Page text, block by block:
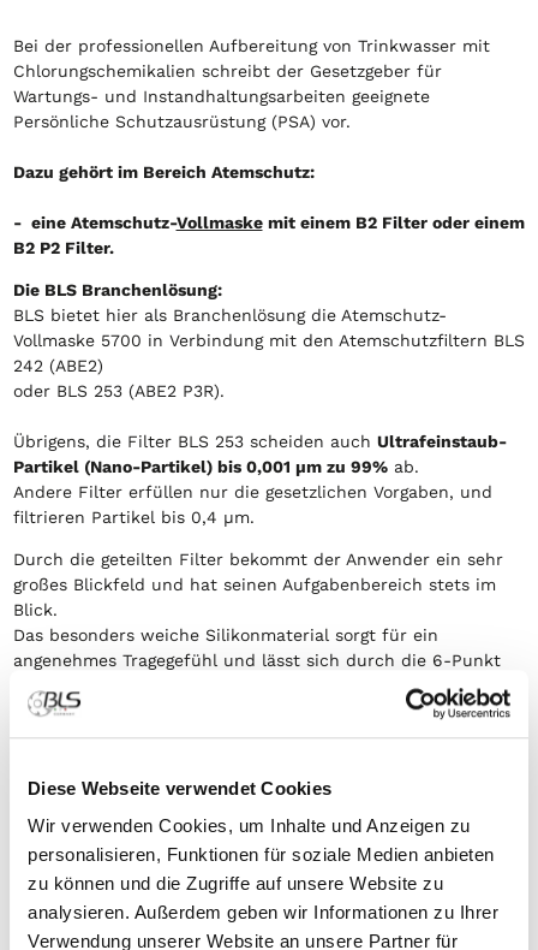
Diese Webseite verwendet Cookies
Wir verwenden Cookies, um Inhalte und Anzeigen zu
personalisieren, Funktionen für soziale Medien anbieten
zu können und die Zugriffe auf unsere Website zu
analysieren. Außerdem geben wir Informationen zu Ihrer
Verwendung unserer Website an unsere Partner für
Bei der professionellen Aufbereitung von Trinkwasser mit
Chlorungschemikalien schreibt der Gesetzgeber für
Wartungs- und Instandhaltungsarbeiten geeignete
Persönliche Schutzausrüstung (PSA) vor.
Dazu gehört im Bereich Atemschutz:
- eine Atemschutz-Vollmaskemit einem B2 Filter oder einem
B2 P2 Filter.
Die BLS Branchenlösung:
BLS bietet hier als Branchenlösung die Atemschutz-
Vollmaske 5700 in Verbindung mit den Atemschutzfiltern BLS
242 (ABE2)
oder BLS 253 (ABE2 P3R).
Übrigens, die Filter BLS 253 scheiden auch Ultrafeinstaub-
Partikel (Nano-Partikel) bis 0,001 µm zu 99%ab.
Andere Filter erfüllen nur die gesetzlichen Vorgaben, und
filtrieren Partikel bis 0,4 µm.
Durch die geteilten Filter bekommt der Anwender ein sehr
großes Blickfeld und hat seinen Aufgabenbereich stets im
Blick.
Das besonders weiche Silikonmaterial sorgt für ein
angenehmes Tragegefühl und lässt sich durch die 6-Punkt
Bebänderung optimal einstellen. Die Maske ist in 3
verschiedenen Größen S, M und L erhältlich. So gibt es für
jedes Gesicht die optimale Maske.
Vorteile auf einen Blick:
Zertifizierte Atemschutz-Halbmaske aus europäischer
Herstellung
PSA Verordnung 2016/425
Erfüllt alle Anforderungen der aktuellen Prüfnorm EN